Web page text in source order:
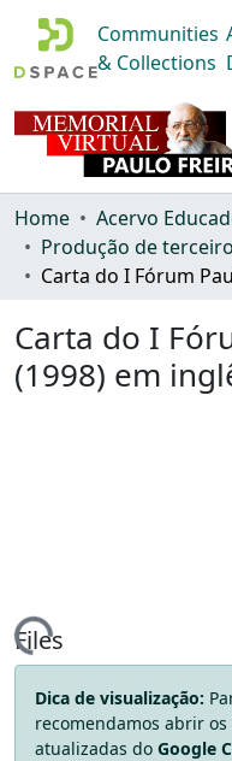
Communities
& Collections
Home
Produção de
Carta do I
(1998) em
Files
Dica de visualização:
recomendamos abrir
atualizadas do Google